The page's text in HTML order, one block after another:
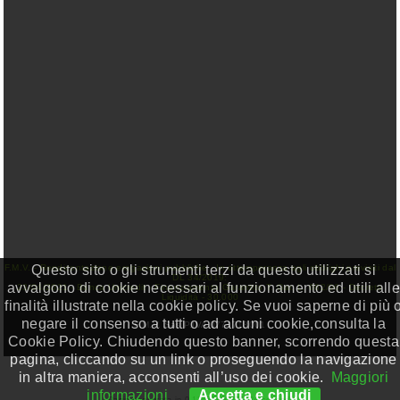
F.M.V. - Rendicontazione erogazioni pubbliche - In ottemperanza agli obblighi previsiti dal
DL 34/2019:
23/04/2021 - Banca Unicredit - Finanziamento Garantito T. Gar. L. 662/96 - Decreto
Liquidità - 30.000
F.M.V. Sas P.IVA 0774718001
Questo sito o gli strumenti terzi da questo utilizzati si
avvalgono di cookie necessari al funzionamento ed utili alle
finalità illustrate nella cookie policy. Se vuoi saperne di più
negare il consenso a tutti o ad alcuni cookie,consulta la
Cookie Policy. Chiudendo questo banner, scorrendo questa
pagina, cliccando su un link o proseguendo la navigazione
in altra maniera, acconsenti all’uso dei cookie.
Maggiori
informazioni
Accetta e chiudi